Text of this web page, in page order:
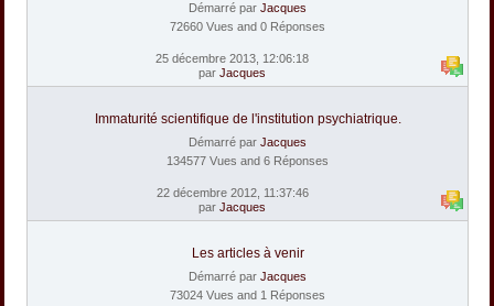
Démarré par Jacques
72660 Vues and 0 Réponses
25 décembre 2013, 12:06:18
par Jacques
Immaturité scientifique de l'institution psychiatrique.
Démarré par Jacques
134577 Vues and 6 Réponses
22 décembre 2012, 11:37:46
par Jacques
Les articles à venir
Démarré par Jacques
73024 Vues and 1 Réponses